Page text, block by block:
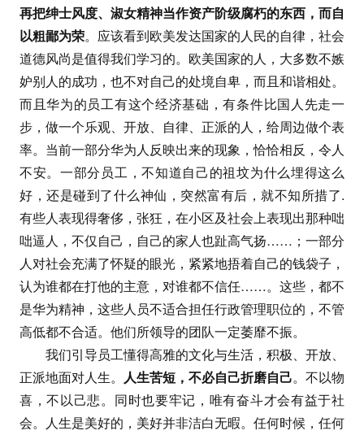
再把绅士风度、淑女精神当作资产阶级腐朽的东西，而自
以粗鄙为荣。应该看到欧美发达国家的人民的自律，社会
道德风尚是值得我们学习的。欧美国家的人，大多数不嫉
妒别人的成功，也不对自己的处境自卑，而且和谐相处。
而且华为的员工有这个经济基础，有条件比国人先走一
步，做一个乐观、开放、自律、正派的人，给周边做个表
率。当前一部分华为人反映出来的现象，恰恰相反，令人
不安。一部分员工，不知道自己的祖坟为什么埋得这么
好，还是碰到了什么神仙，突然富有后，就不知所措了.
有些人表现得奢侈，张狂，在小区及社会上表现出那种咄
咄逼人，不仅自己，自己的家人也趾高气扬……；一部分
人对社会充满了怀疑的眼光，紧紧地捂着自己的钱袋子，
认为谁都在打他的主意，对谁都不信任……。这些，都不
是华为精神，这些人员不适合担任行政管理职位的，不管
高低都不合适。他们所领导的团队一定萎靡不振。
我们引导员工懂得高雅的文化与生活，积极、开放、
正派地面对人生。 人生苦短，不必自己折磨自己。不以物
喜，不以己悲。同时也要牢记，唯有奋斗才会有益于社
会。人生是美好的，美好并非洁白无暇。任何时候，任何